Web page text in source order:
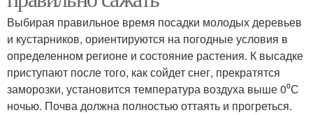
Выбирая правильное время посадки молодых деревьев
и кустарников, ориентируются на погодные условия в
определенном регионе и состояние растения. К высадке
приступают после того, как сойдет снег, прекратятся
заморозки, установится температура воздуха выше 0⁰С
ночью. Почва должна полностью оттаять и прогреться.